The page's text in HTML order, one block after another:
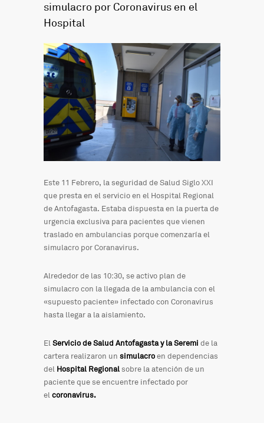
simulacro por Coronavirus en el
Hospital
Este 11 Febrero, la seguridad de Salud Siglo XXI
que presta en el servicio en el Hospital Regional
de Antofagasta. Estaba dispuesta en la puerta de
urgencia exclusiva para pacientes que vienen
traslado en ambulancias porque comenzaría el
simulacro por Coranavirus.
Alrededor de las 10:30, se activo plan de
simulacro con la llegada de la ambulancia con el
«supuesto paciente» infectado con Coronavirus
hasta llegar a la aislamiento.
ElServicio de Salud Antofagasta y la Seremi de la
cartera realizaron un simulacroen dependencias
del Hospital Regionalsobre la atención de un
paciente que se encuentre infectado por
elcoronavirus.